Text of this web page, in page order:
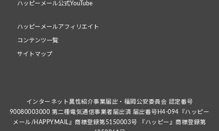
ハッピーメール公式YouTube
ハッピーメールアフィリエイト
コンテンツ一覧
サイトマップ
インターネット異性紹介事業届出・福岡公安委員会 認定番号
90080003000 第二種電気通信事業者届出済 届出番号H4-094『ハッピー
メール/HAPPYMAIL』商標登録第5150003号 『ハッピー』商標登録第